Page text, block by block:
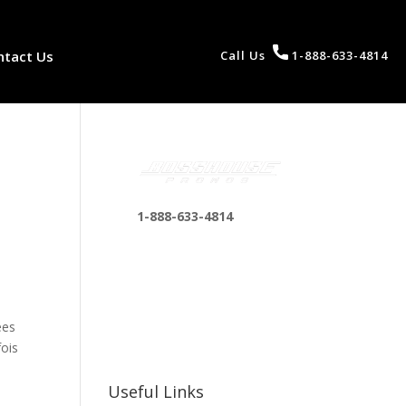
Us Call Us 1-888-633-4814
1-888-633-4814
Useful Links